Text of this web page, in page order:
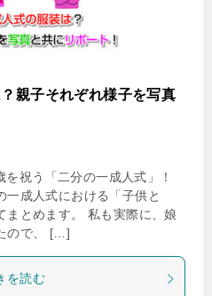
親子それぞれ様子を写真
祝う「二分の一成人式」！
一成人式における「子供と
まとめます。 私も実際に、娘
ので、 […]
を読む